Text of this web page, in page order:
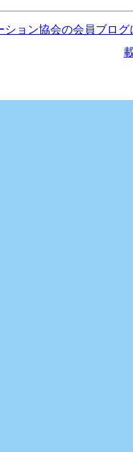
ション協会の会員ブロ